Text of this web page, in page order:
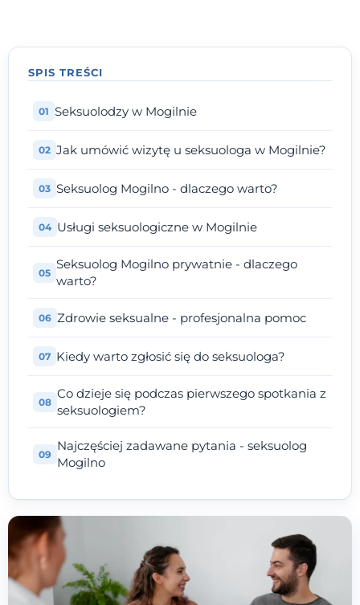
SPIS TREŚCI
Seksuolodzy w Mogilnie
Jak umówić wizytę u seksuologa w Mogilnie?
Seksuolog Mogilno - dlaczego warto?
Usługi seksuologiczne w Mogilnie
Seksuolog Mogilno prywatnie - dlaczego
warto?
Zdrowie seksualne - profesjonalna pomoc
Kiedy warto zgłosić się do seksuologa?
Co dzieje się podczas pierwszego spotkania z
seksuologiem?
Najczęściej zadawane pytania - seksuolog
Mogilno